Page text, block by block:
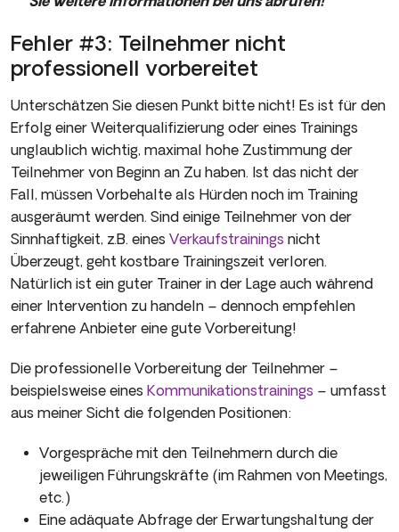
Fehler #3: Teilnehmer nicht
professionell vorbereitet
Unterschätzen Sie diesen Punkt bitte nicht! Es ist für den
Erfolg einer Weiterqualifizierung oder eines Trainings
unglaublich wichtig, maximal hohe Zustimmung der
Teilnehmer von Beginn an Zu haben. Ist das nicht der
Fall, müssen Vorbehalte als Hürden noch im Training
ausgeräumt werden. Sind einige Teilnehmer von der
Sinnhaftigkeit, z.B. eines Verkaufstrainings nicht
Überzeugt, geht kostbare Trainingszeit verloren.
Natürlich ist ein guter Trainer in der Lage auch während
einer Intervention zu handeln – dennoch empfehlen
erfahrene Anbieter eine gute Vorbereitung!
Die professionelle Vorbereitung der Teilnehmer –
beispielsweise eines Kommunikationstrainings – umfasst
aus meiner Sicht die folgenden Positionen:
Vorgespräche mit den Teilnehmern durch die
jeweiligen Führungskräfte (im Rahmen von Meetings,
etc.)
Eine adäquate Abfrage der Erwartungshaltung der